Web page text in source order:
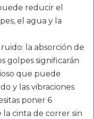
reducir el
el agua y la
la absorción de
golpes significarán
que puede
y las vibraciones
poner 6
cinta de correr sin